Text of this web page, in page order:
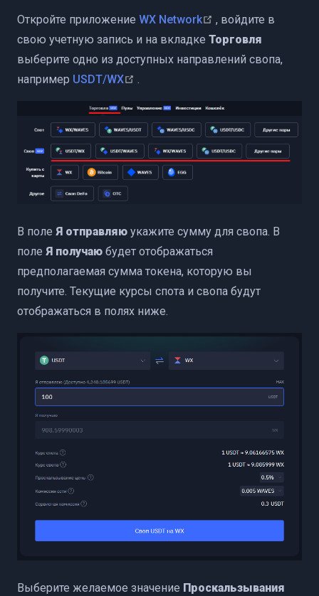
Откройте приложение WX Network (opens new
, войдите в
свою учетную запись и на вкладке Торговля
выберите одно из доступных направлений свопа,
например USDT/WX .
В поле Я отправляю укажите сумму для свопа. В
поле Я получаю будет отображаться
предполагаемая сумма токена, которую вы
получите. Текущие курсы спота и свопа будут
отображаться в полях ниже.
Выберите желаемое значение Проскальзывания